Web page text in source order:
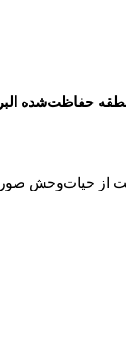
حفاظت‌شده
از حیات‌وحش